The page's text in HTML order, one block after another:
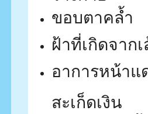
ขอบตาคล้ำ
ฝ้าที่เกิดจาก
อาการหน้าแ
สะเก็ดเงิน